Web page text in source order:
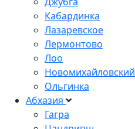
Кабардинка
Лазаревское
Лермонтово
Лоо
Новомихайловский
Ольгинка
Абхазия
Гагра